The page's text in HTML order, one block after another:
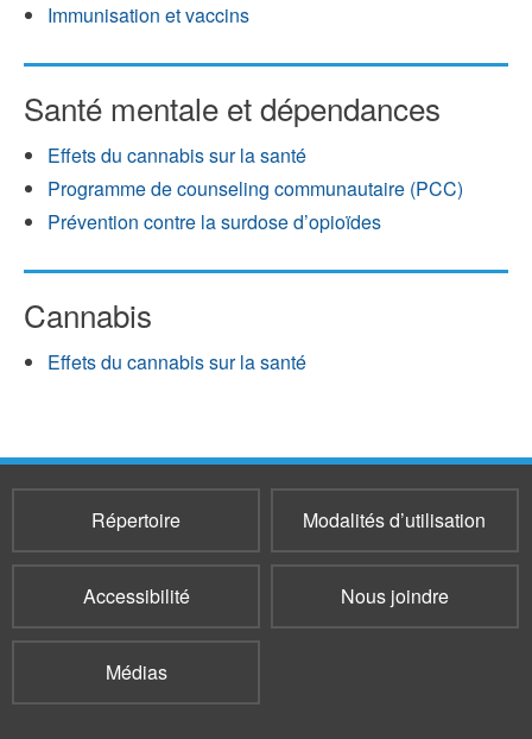
Immunisation et vaccins
Santé mentale et dépendances
Effets du cannabis sur la santé
Programme de counseling communautaire (PCC)
Prévention contre la surdose d’opioïdes
Cannabis
Effets du cannabis sur la santé
Répertoire Modalités d’utilisation
Accessibilité Nous joindre
Médias